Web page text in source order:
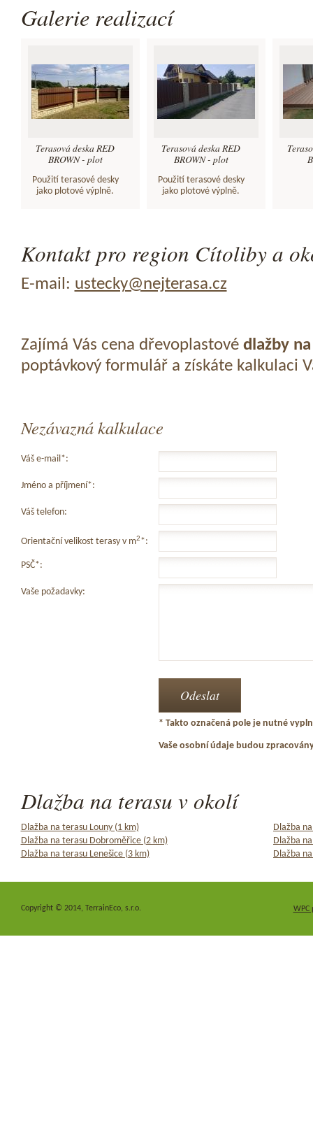
Galerie realizací
Terasová deska RED
BROWN - plot
Použití terasové desky
jako plotové výplně.
Terasová deska RED
BROWN - plot
Použití terasové desky
jako plotové výplně.
Kontakt pro region Cítoliby a
E-mail: ustecky@nejterasa.cz
Zajímá Vás cena dřevoplastové dlažby
poptávkový formulář a získáte kalkulaci
Nezávazná kalkulace
Váš e-mail*:
Jméno a příjmení*:
Váš telefon:
Orientační velikost terasy v m2*:
PSČ*:
Vaše požadavky:
* Takto označená pole je nutné
Vaše osobní údaje budou
Dlažba na terasu v okolí
Dlažba na terasu Louny (1 km)
Dlažba
Dlažba na terasu Dobroměřice (2 km)
Dlažba
Dlažba na terasu Lenešice (3 km)
Dlažba
WPC
Copyright © 2014, TerrainEco, s.r.o.